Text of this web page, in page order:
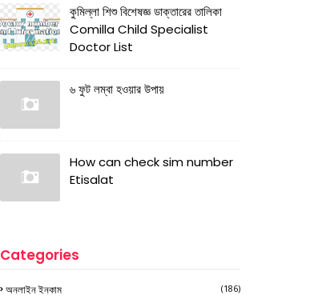
কুমিল্লা শিশু বিশেষজ্ঞ ডাক্তারের তালিকা
Comilla Child Specialist
Doctor List
৬ ফুট লম্বা হওয়ার উপায়
How can check sim number
Etisalat
Categories
অনলাইন ইনকাম (186)